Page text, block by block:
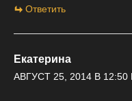
Ответить
Екатерина
АВГУСТ 25, 2014 В 12:50